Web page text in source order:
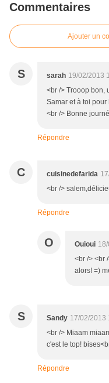
Commentaires
Ajouter un
S sarah 19/02/2013
<br /> Trooop bon,
Samar et à toi pour
<br /> Bonne
Répondre
C cuisinedefarida
<br />
Répondre
O Ouioui
<br /> <br
alors! =)
S Sandy 17/02/2013
<br /> Miaam
c'est le top!
Répondre